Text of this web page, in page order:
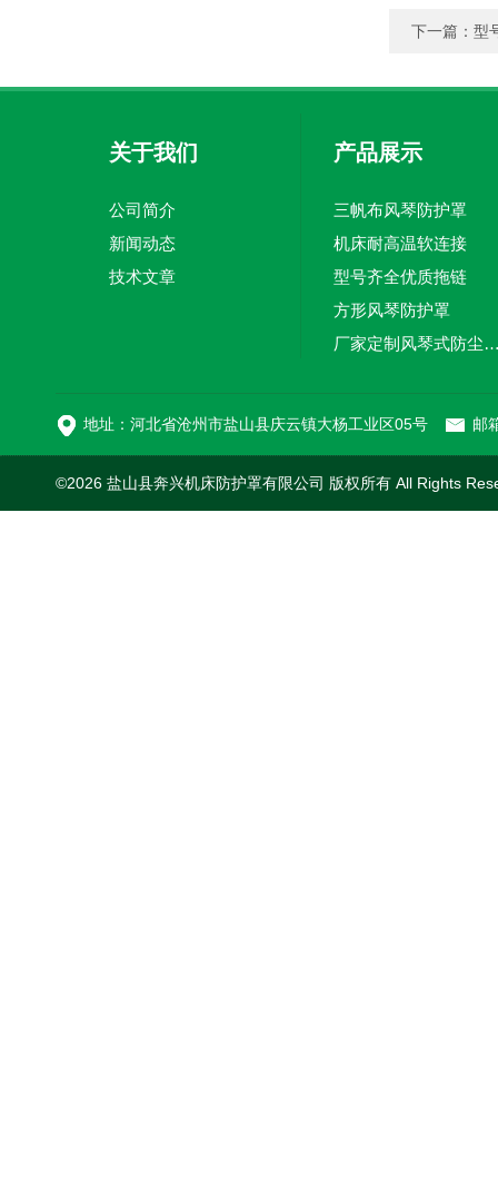
下一篇： 型
关于我们
公司简介
新闻动态
技术文章
产品展示
三帆布风琴防护罩
机床耐高温软连接
型号齐全优质拖链
方形风琴防护罩
厂家定制风琴式
地址：河北省沧州市盐山县庆云镇大杨工业区05号 邮
©2026 盐山县奔兴机床防护罩有限公司 版权所有 All Rights